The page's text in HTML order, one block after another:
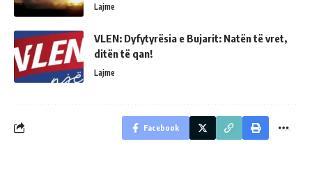
Lajme
VLEN: Dyfytyrësia e Bujarit: Natën të vret,
ditën të qan!
Lajme
Facebook